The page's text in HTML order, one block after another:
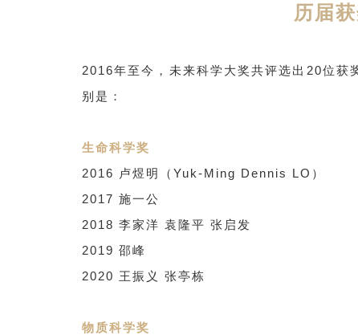
历届
2016年至今，未来科学大奖共评选出20位获
别是：
生命科学奖
2016 卢煜明（Yuk-Ming Dennis LO）
2017 施一公
2018 李家洋 袁隆平 张启发
2019 邵峰
2020 王振义 张亭栋
物质科学奖